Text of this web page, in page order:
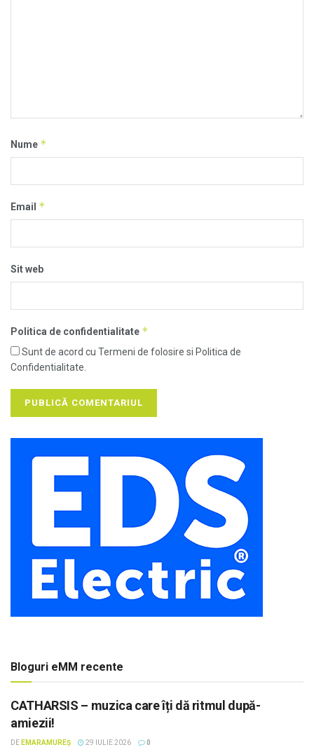
Nume *
Email *
Sit web
Politica de confidentialitate *
Sunt de acord cu Termeni de folosire si Politica de
Confidentialitate.
Bloguri eMM recente
CATHARSIS – muzica care îți dă ritmul după-
amiezii!
DE EMARAMUREȘ 29 IULIE 2026 0